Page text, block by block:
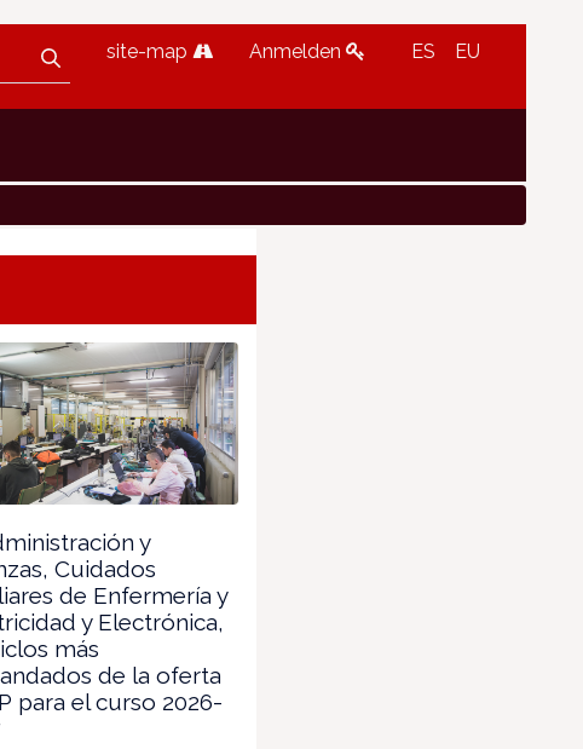
site-map Anmelden ES EU
y
Cuidados
de Enfermería y
y Electrónica,
más
de la oferta
para el curso 2026-